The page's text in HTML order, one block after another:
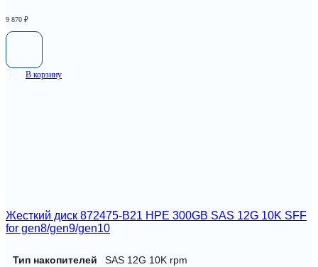
9 870 ₽
В корзину
Жесткий диск 872475-B21 HPE 300GB SAS 12G 10K SFF
for gen8/gen9/gen10
Тип накопителей SAS 12G 10K rpm